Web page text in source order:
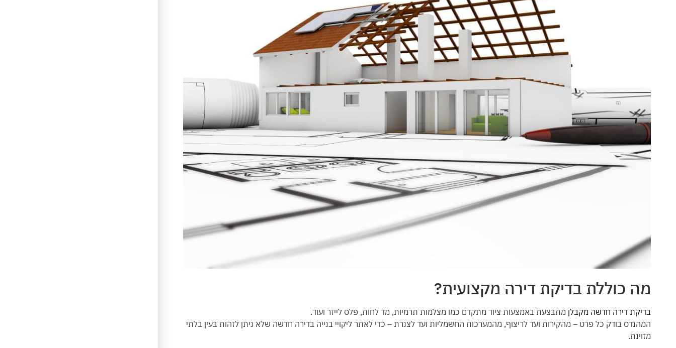
מה כוללת בדיקת דירה מקצועית?
בדיקת דירה חדשה מקבלן מתבצעת באמצעות ציוד מתקדם כמו מצלמות תרמיות, מד לחות, פלס לייזר ועוד.
המהנדס בודק כל פרט – מהקירות ועד לריצוף, מהמערכות החשמליות ועד לצנרת – כדי לאתר ליקויי בנייה בדירה חדשה שלא ניתן לזהות בעין בלתי
מזוינת.